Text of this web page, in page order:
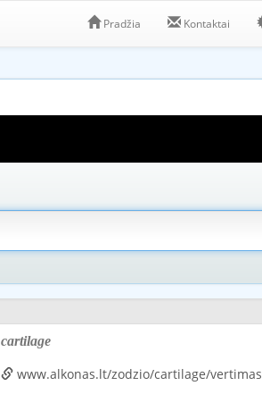
Pradžia Kontaktai
cartilage
www.alkonas.lt/zodzio/cartilage/vertimas